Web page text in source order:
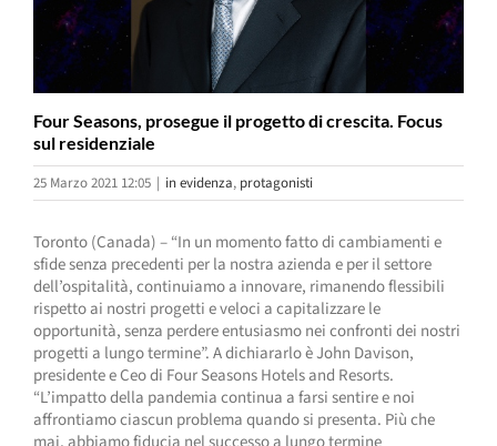
Four Seasons, prosegue il progetto di crescita. Focus
sul residenziale
25 Marzo 2021 12:05 | in evidenza, protagonisti
Toronto (Canada) – “In un momento fatto di cambiamenti e
sfide senza precedenti per la nostra azienda e per il settore
dell’ospitalità, continuiamo a innovare, rimanendo flessibili
rispetto ai nostri progetti e veloci a capitalizzare le
opportunità, senza perdere entusiasmo nei confronti dei nostri
progetti a lungo termine”. A dichiararlo è John Davison,
presidente e Ceo di Four Seasons Hotels and Resorts.
“L’impatto della pandemia continua a farsi sentire e noi
affrontiamo ciascun problema quando si presenta. Più che